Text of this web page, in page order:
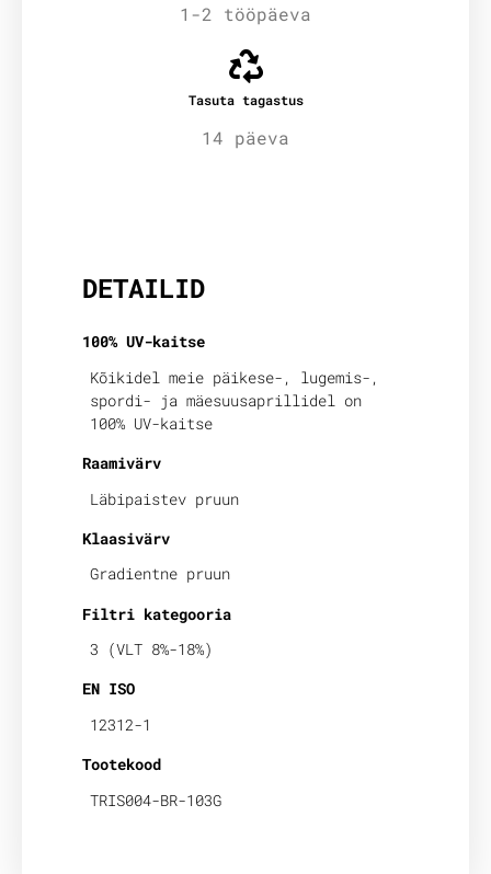
1-2 tööpäeva
Tasuta tagastus
14 päeva
DETAILID
100% UV-kaitse
Kõikidel meie päikese-, lugemis-,
spordi- ja mäesuusaprillidel on
100% UV-kaitse
Raamivärv
Läbipaistev pruun
Klaasivärv
Gradientne pruun
Filtri kategooria
3 (VLT 8%-18%)
EN ISO
12312-1
Tootekood
TRIS004-BR-103G